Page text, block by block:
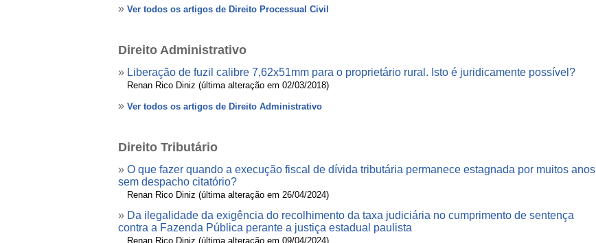
» Ver todos os artigos de Direito Processual Civil
Direito Administrativo
» Liberação de fuzil calibre 7,62x51mm para o proprietário rural. Isto é juridicamente possível?
Renan Rico Diniz (última alteração em 02/03/2018)
» Ver todos os artigos de Direito Administrativo
Direito Tributário
» O que fazer quando a execução fiscal de dívida tributária permanece estagnada por muitos anos
sem despacho citatório?
Renan Rico Diniz (última alteração em 26/04/2024)
» Da ilegalidade da exigência do recolhimento da taxa judiciária no cumprimento de sentença
contra a Fazenda Pública perante a justiça estadual paulista
Renan Rico Diniz (última alteração em 09/04/2024)